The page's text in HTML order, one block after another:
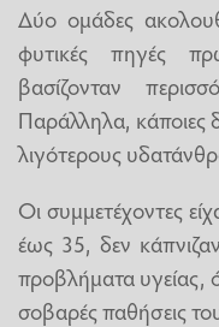
Δύο ομάδες
φυτικές πηγές
βασίζονταν
Παράλληλα, κάποιες
λιγότερους
Οι συμμετέχοντες
έως 35, δεν
προβλήματα υγείας,
σοβαρές παθήσεις